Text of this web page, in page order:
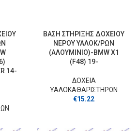
14-
ΒΑΣΗ ΣΤΗΡΙΞΗΣ ΔΟΧΕΙΟΥ
ΝΕΡΟΥ ΥΑΛΟΚ/ΡΩΝ
(ΑΛΟΥΜΙΝΙΟ)-BMW X1
(F48) 19-
ΔΟΧΕΙΑ
ΥΑΛΟΚΑΘΑΡΙΣΤΗΡΩΝ
€15.22